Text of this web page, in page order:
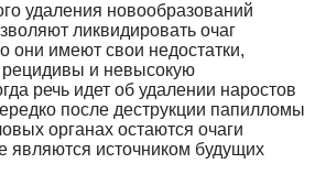
удаления новообразований
ликвидировать очаг
они имеют свои недостатки,
и невысокую
речь идет об удалении наростов
после деструкции папилломы
органах остаются очаги
являются источником будущих